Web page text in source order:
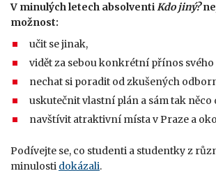
V minulých letech absolventiKdo jiný?
možnost:
učit se jinak,
vidět za sebou konkrétní přínos
nechat si poradit od zkušených
uskutečnit vlastní plán a sám tak něco
navštívit atraktivní místa v Praze a
Podívejte se, co studenti a studentky z
minulosti dokázali.